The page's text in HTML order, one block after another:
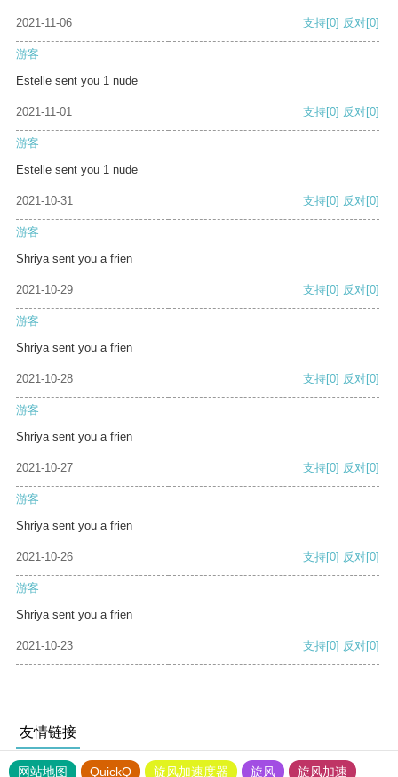
2021-11-06 支持[0] 反对[0]
游客
Estelle sent you 1 nude
2021-11-01 支持[0] 反对[0]
游客
Estelle sent you 1 nude
2021-10-31 支持[0] 反对[0]
游客
Shriya sent you a frien
2021-10-29 支持[0] 反对[0]
游客
Shriya sent you a frien
2021-10-28 支持[0] 反对[0]
游客
Shriya sent you a frien
2021-10-27 支持[0] 反对[0]
游客
Shriya sent you a frien
2021-10-26 支持[0] 反对[0]
游客
Shriya sent you a frien
2021-10-23 支持[0] 反对[0]
友情链接
网站地图 QuickQ 旋风加速度器 旋风 旋风加速